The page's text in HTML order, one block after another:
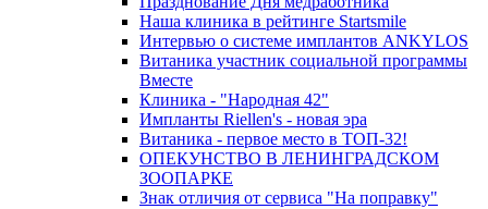
Наша клиника в рейтинге Startsmile
Интервью о системе имплантов ANKYLOS
Витаника участник социальной программы
Вместе
Клиника - "Народная 42"
Импланты Riellen's - новая эра
Витаника - первое место в ТОП-32!
ОПЕКУНСТВО В ЛЕНИНГРАДСКОМ
ЗООПАРКЕ
Знак отличия от сервиса "На поправку"